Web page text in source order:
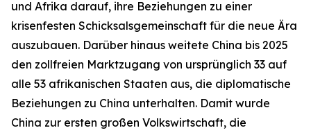
und Afrika darauf, ihre Beziehungen zu einer
krisenfesten Schicksalsgemeinschaft für die neue Ära
auszubauen. Darüber hinaus weitete China bis 2025
den zollfreien Marktzugang von ursprünglich 33 auf
alle 53 afrikanischen Staaten aus, die diplomatische
Beziehungen zu China unterhalten. Damit wurde
China zur ersten großen Volkswirtschaft, die